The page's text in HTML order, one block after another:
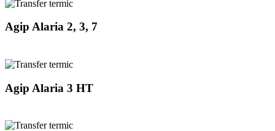
Agip Alaria 2, 3, 7
Agip Alaria 3 HT